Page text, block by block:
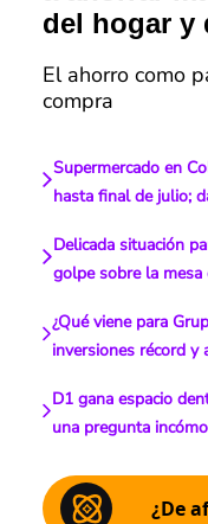
del hogar y
El ahorro como
compra
Supermercado en
hasta final de julio;
Delicada situación
golpe sobre la
¿Qué viene para
inversiones récord y
D1 gana espacio
una pregunta
¿De